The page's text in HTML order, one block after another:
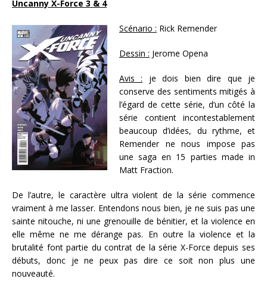
Uncanny X-Force 3 & 4
Scénario : Rick Remender
Dessin : Jerome Opena
Avis : je dois bien dire que je
conserve des sentiments mitigés à
l’égard de cette série, d’un côté la
série contient incontestablement
beaucoup d’idées, du rythme, et
Remender ne nous impose pas
une saga en 15 parties made in
Matt Fraction.
De l’autre, le caractère ultra violent de la série commence
vraiment à me lasser. Entendons nous bien, je ne suis pas une
sainte nitouche, ni une grenouille de bénitier, et la violence en
elle même ne me dérange pas. En outre la violence et la
brutalité font partie du contrat de la série X-Force depuis ses
débuts, donc je ne peux pas dire ce soit non plus une
nouveauté.